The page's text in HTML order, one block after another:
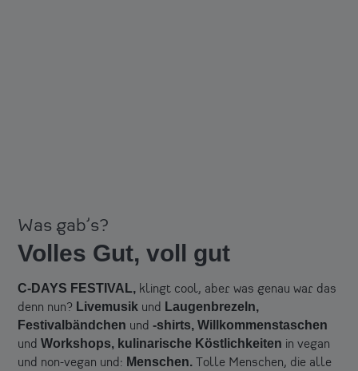
Was gab’s?
Volles Gut, voll gut
C-DAYS FESTIVAL, klingt cool, aber was genau war das
denn nun? Livemusik und Laugenbrezeln,
Festivalbändchen und -shirts, Willkommenstaschen
undWorkshops, kulinarische Köstlichkeiten in vegan
und non-vegan und: Menschen. Tolle Menschen, die alle